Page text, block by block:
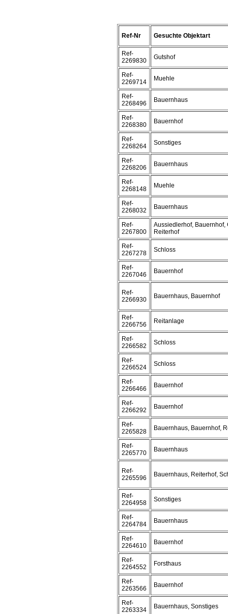
Ref-Nr Gesuchte Objektart
Ref-
2269830
Gutshof
Ref-
2269714
Muehle
Ref-
2268496
Bauernhaus
Ref-
2268380
Bauernhof
Ref-
2268264
Sonstiges
Ref-
2268206
Bauernhaus
Ref-
2268148
Muehle
Ref-
2268032
Bauernhaus
Ref-
2267800
Aussiedlerhof, Bauernhof,
Reiterhof
Ref-
2267278
Schloss
Ref-
2267046
Bauernhof
Ref-
2266930
Bauernhaus, Bauernhof
Ref-
2266756
Reitanlage
Ref-
2266582
Schloss
Ref-
2266524
Schloss
Ref-
2266466
Bauernhof
Ref-
2266292
Bauernhof
Ref-
2265828
Bauernhaus, Bauernhof,
Ref-
2265770
Bauernhaus
Ref-
2265596
Bauernhaus, Reiterhof,
Ref-
2264958
Sonstiges
Ref-
2264784
Bauernhaus
Ref-
2264610
Bauernhof
Ref-
2264552
Forsthaus
Ref-
2263566
Bauernhof
Ref-
2263334
Bauernhaus, Sonstiges